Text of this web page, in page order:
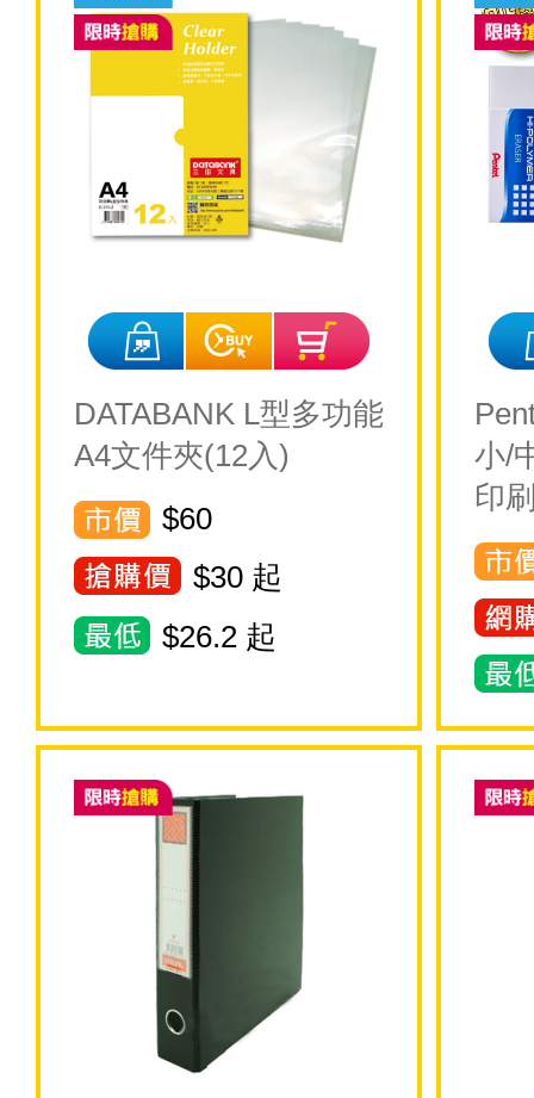
DATABANK L型多功能
A4文件夾(12入)
$60
$30 起
$26.2 起
小/
印